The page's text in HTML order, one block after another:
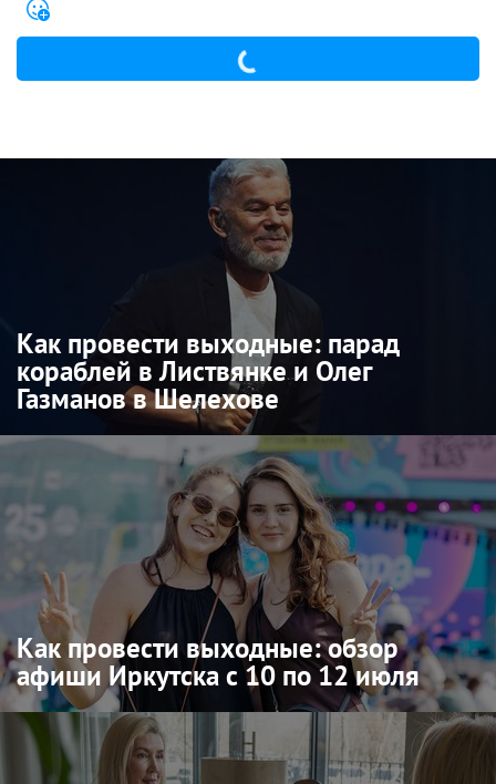
Как провести выходные: парад
кораблей в Листвянке и Олег
Газманов в Шелехове
Как провести выходные: обзор
афиши Иркутска с 10 по 12 июля